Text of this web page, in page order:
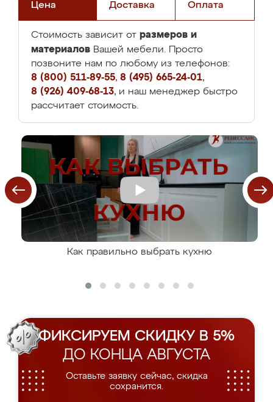
Цена Доставка Оплата
Стоимость зависит от размеров и
материалов Вашей мебели. Просто
позвоните нам по любому из телефонов:
8 (800) 511-89-55, 8 (495) 665-24-01,
8 (926) 409-68-13, и наш менеджер быстро
рассчитает стоимость.
Как правильно выбрать кухню
ФИКСИРУЕМ СКИДКУ В 5%
ДО КОНЦА АВГУСТА
Оставьте заявку сейчас, скидка
сохранится.